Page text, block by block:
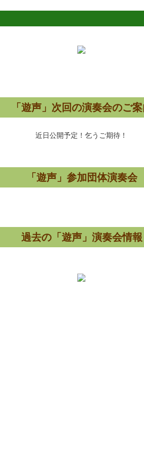
「遊声」次回の演奏会のご
近日公開予定！乞うご期待！
「遊声」参加団体演奏会
過去の「遊声」演奏会情報